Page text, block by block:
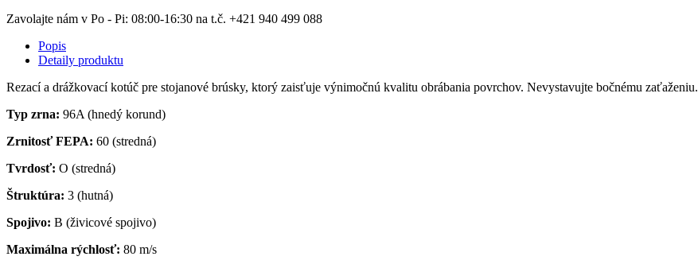
Zavolajte nám v Po - Pi: 08:00-16:30 na t.č. +421 940 499 088
Popis
Detaily produktu
Rezací a drážkovací kotúč pre stojanové brúsky, ktorý zaisťuje výnimočnú kvalitu obrábania povrchov. Nevystavujte bočnému zaťaženiu.
Typ zrna: 96A (hnedý korund)
Zrnitosť FEPA: 60 (stredná)
Tvrdosť: O (stredná)
Štruktúra: 3 (hutná)
Spojivo: B (živicové spojivo)
Maximálna rýchlosť: 80 m/s